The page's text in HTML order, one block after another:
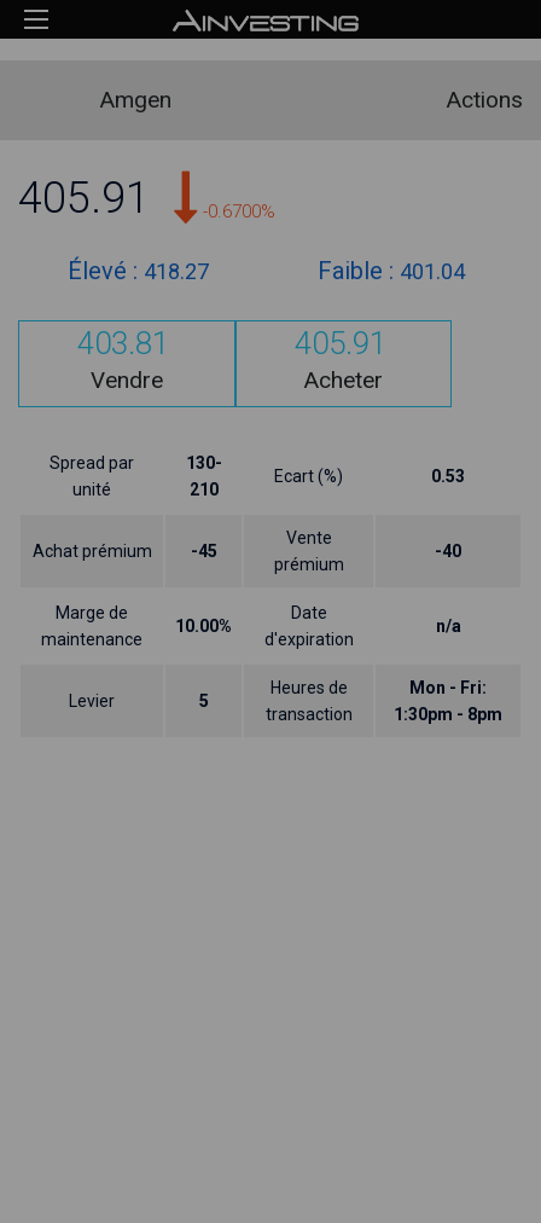
Amgen Actions
405.91 -0.6700%
Élevé : 418.27 Faible : 401.04
403.81
Vendre
405.91
Acheter
Spread par
unité
130-
210
Ecart (%) 0.53
Achat prémium -45
Vente
prémium
-40
Marge de
maintenance
10.00%
Date
d'expiration
n/a
Levier 5
Heures de
transaction
Mon - Fri:
1:30pm - 8pm